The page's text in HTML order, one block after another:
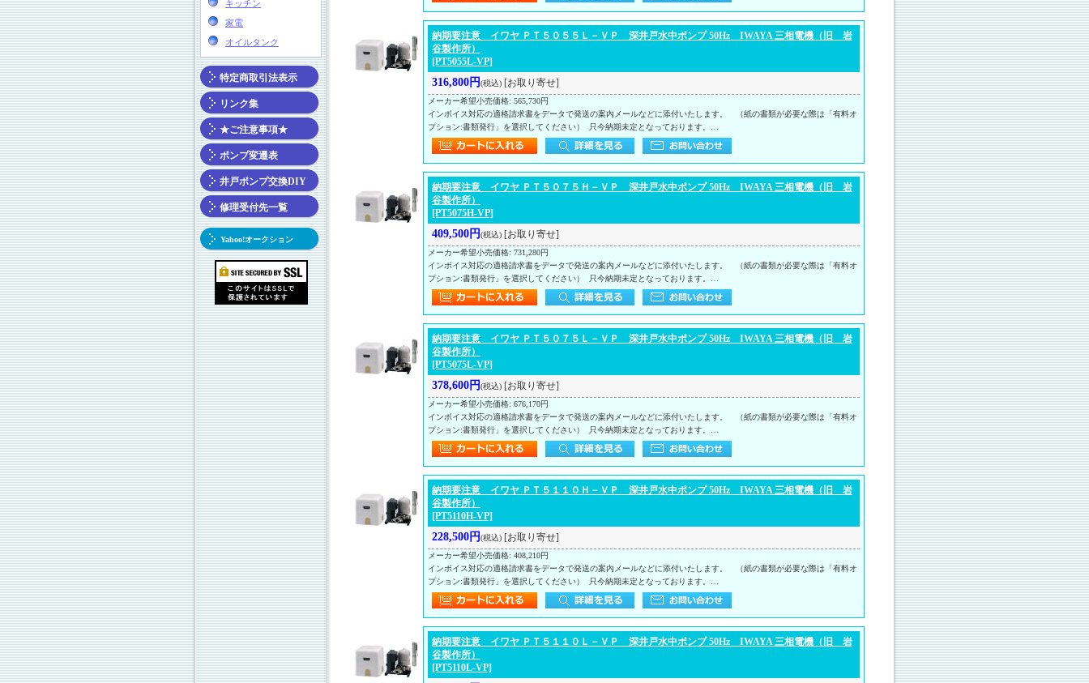
キッチン
家電
オイルタンク
特定商取引法表示
リンク集
★ご注意事項★
ポンプ変遷表
井戸ポンプ交換DIY
修理受付先一覧
Yahoo!オークション
納期要注意 イワヤ ＰＴ５０５５Ｌ－ＶＰ 深井戸水中ポンプ 50Hz IWAYA 三相電機（旧 岩
谷製作所）
[PT5055L-VP]
316,800円(税込) [お取り寄せ]
メーカー希望小売価格: 565,730円
インボイス対応の適格請求書をデータで発送の案内メールなどに添付いたします。 （紙の書類が必要な際は「有料オ
プション:書類発行」を選択してください） 只今納期未定となっております。…
納期要注意 イワヤ ＰＴ５０７５Ｈ－ＶＰ 深井戸水中ポンプ 50Hz IWAYA 三相電機（旧 岩
谷製作所）
[PT5075H-VP]
409,500円(税込) [お取り寄せ]
メーカー希望小売価格: 731,280円
インボイス対応の適格請求書をデータで発送の案内メールなどに添付いたします。 （紙の書類が必要な際は「有料オ
プション:書類発行」を選択してください） 只今納期未定となっております。…
納期要注意 イワヤ ＰＴ５０７５Ｌ－ＶＰ 深井戸水中ポンプ 50Hz IWAYA 三相電機（旧 岩
谷製作所）
[PT5075L-VP]
378,600円(税込) [お取り寄せ]
メーカー希望小売価格: 676,170円
インボイス対応の適格請求書をデータで発送の案内メールなどに添付いたします。 （紙の書類が必要な際は「有料オ
プション:書類発行」を選択してください） 只今納期未定となっております。…
納期要注意 イワヤ ＰＴ５１１０Ｈ－ＶＰ 深井戸水中ポンプ 50Hz IWAYA 三相電機（旧 岩
谷製作所）
[PT5110H-VP]
228,500円(税込) [お取り寄せ]
メーカー希望小売価格: 408,210円
インボイス対応の適格請求書をデータで発送の案内メールなどに添付いたします。 （紙の書類が必要な際は「有料オ
プション:書類発行」を選択してください） 只今納期未定となっております。…
納期要注意 イワヤ ＰＴ５１１０Ｌ－ＶＰ 深井戸水中ポンプ 50Hz IWAYA 三相電機（旧 岩
谷製作所）
[PT5110L-VP]